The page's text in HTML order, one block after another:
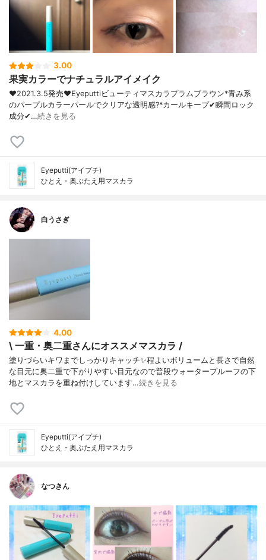
3.00
果実カラーでナチュラルアイメイク
❤︎2021.3.5発売❤︎Eyeputtiビューティマスカラプラムブラウン*青み系
のパープルカラーパールでクリアな透明感?*カールキープ✔︎瞬間ロック
成分✔︎…続きを見る
Eyeputti(アイプチ)
ひとえ・奥ぶたえ用マスカラ
白うさぎ
4.00
\ 一重・奥二重さんにオススメマスカラ /
塗りづらいキワまでしっかりキャッチ✨程よいボリュームと長さで自然
な目元に奥二重で下がりやすい目元なので普段ウォータープルーフの下
地とマスカラを重ね付けしています…続きを見る
Eyeputti(アイプチ)
ひとえ・奥ぶたえ用マスカラ
なつきん